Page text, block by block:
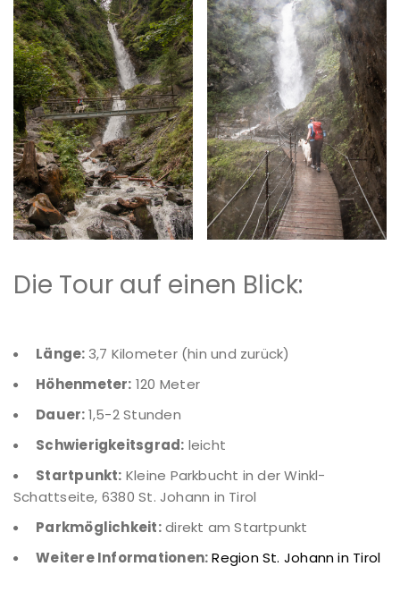
Die Tour auf einen Blick:
Länge: 3,7 Kilometer (hin und zurück)
Höhenmeter: 120 Meter
Dauer:1,5-2 Stunden
Schwierigkeitsgrad: leicht
Startpunkt: Kleine Parkbucht in der Winkl-
Schattseite, 6380 St. Johann in Tirol
Parkmöglichkeit:direkt am Startpunkt
Weitere Informationen: Region St. Johann in Tirol